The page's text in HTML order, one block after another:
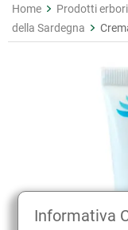
Informativa
Home Prodotti
della Sardegna